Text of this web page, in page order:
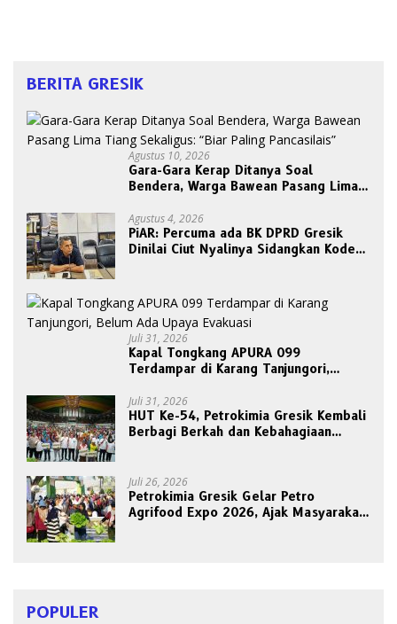
BERITA GRESIK
Agustus 10, 2026
Gara-Gara Kerap Ditanya Soal
Bendera, Warga Bawean Pasang Lima
Pancasilais”
Agustus 4, 2026
PiAR: Percuma ada BK DPRD Gresik
Dinilai Ciut Nyalinya Sidangkan Kode
Juli 31, 2026
Kapal Tongkang APURA 099
Terdampar di Karang Tanjungori,
Juli 31, 2026
HUT Ke-54, Petrokimia Gresik Kembali
Berbagi Berkah dan Kebahagiaan
Juli 26, 2026
Petrokimia Gresik Gelar Petro
Agrifood Expo 2026, Ajak Masyarakat
POPULER